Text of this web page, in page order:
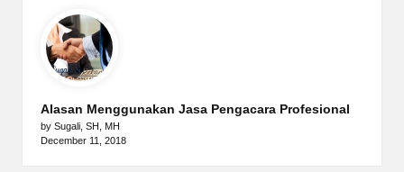
Alasan Menggunakan Jasa Pengacara Profesional
by Sugali, SH, MH
December 11, 2018